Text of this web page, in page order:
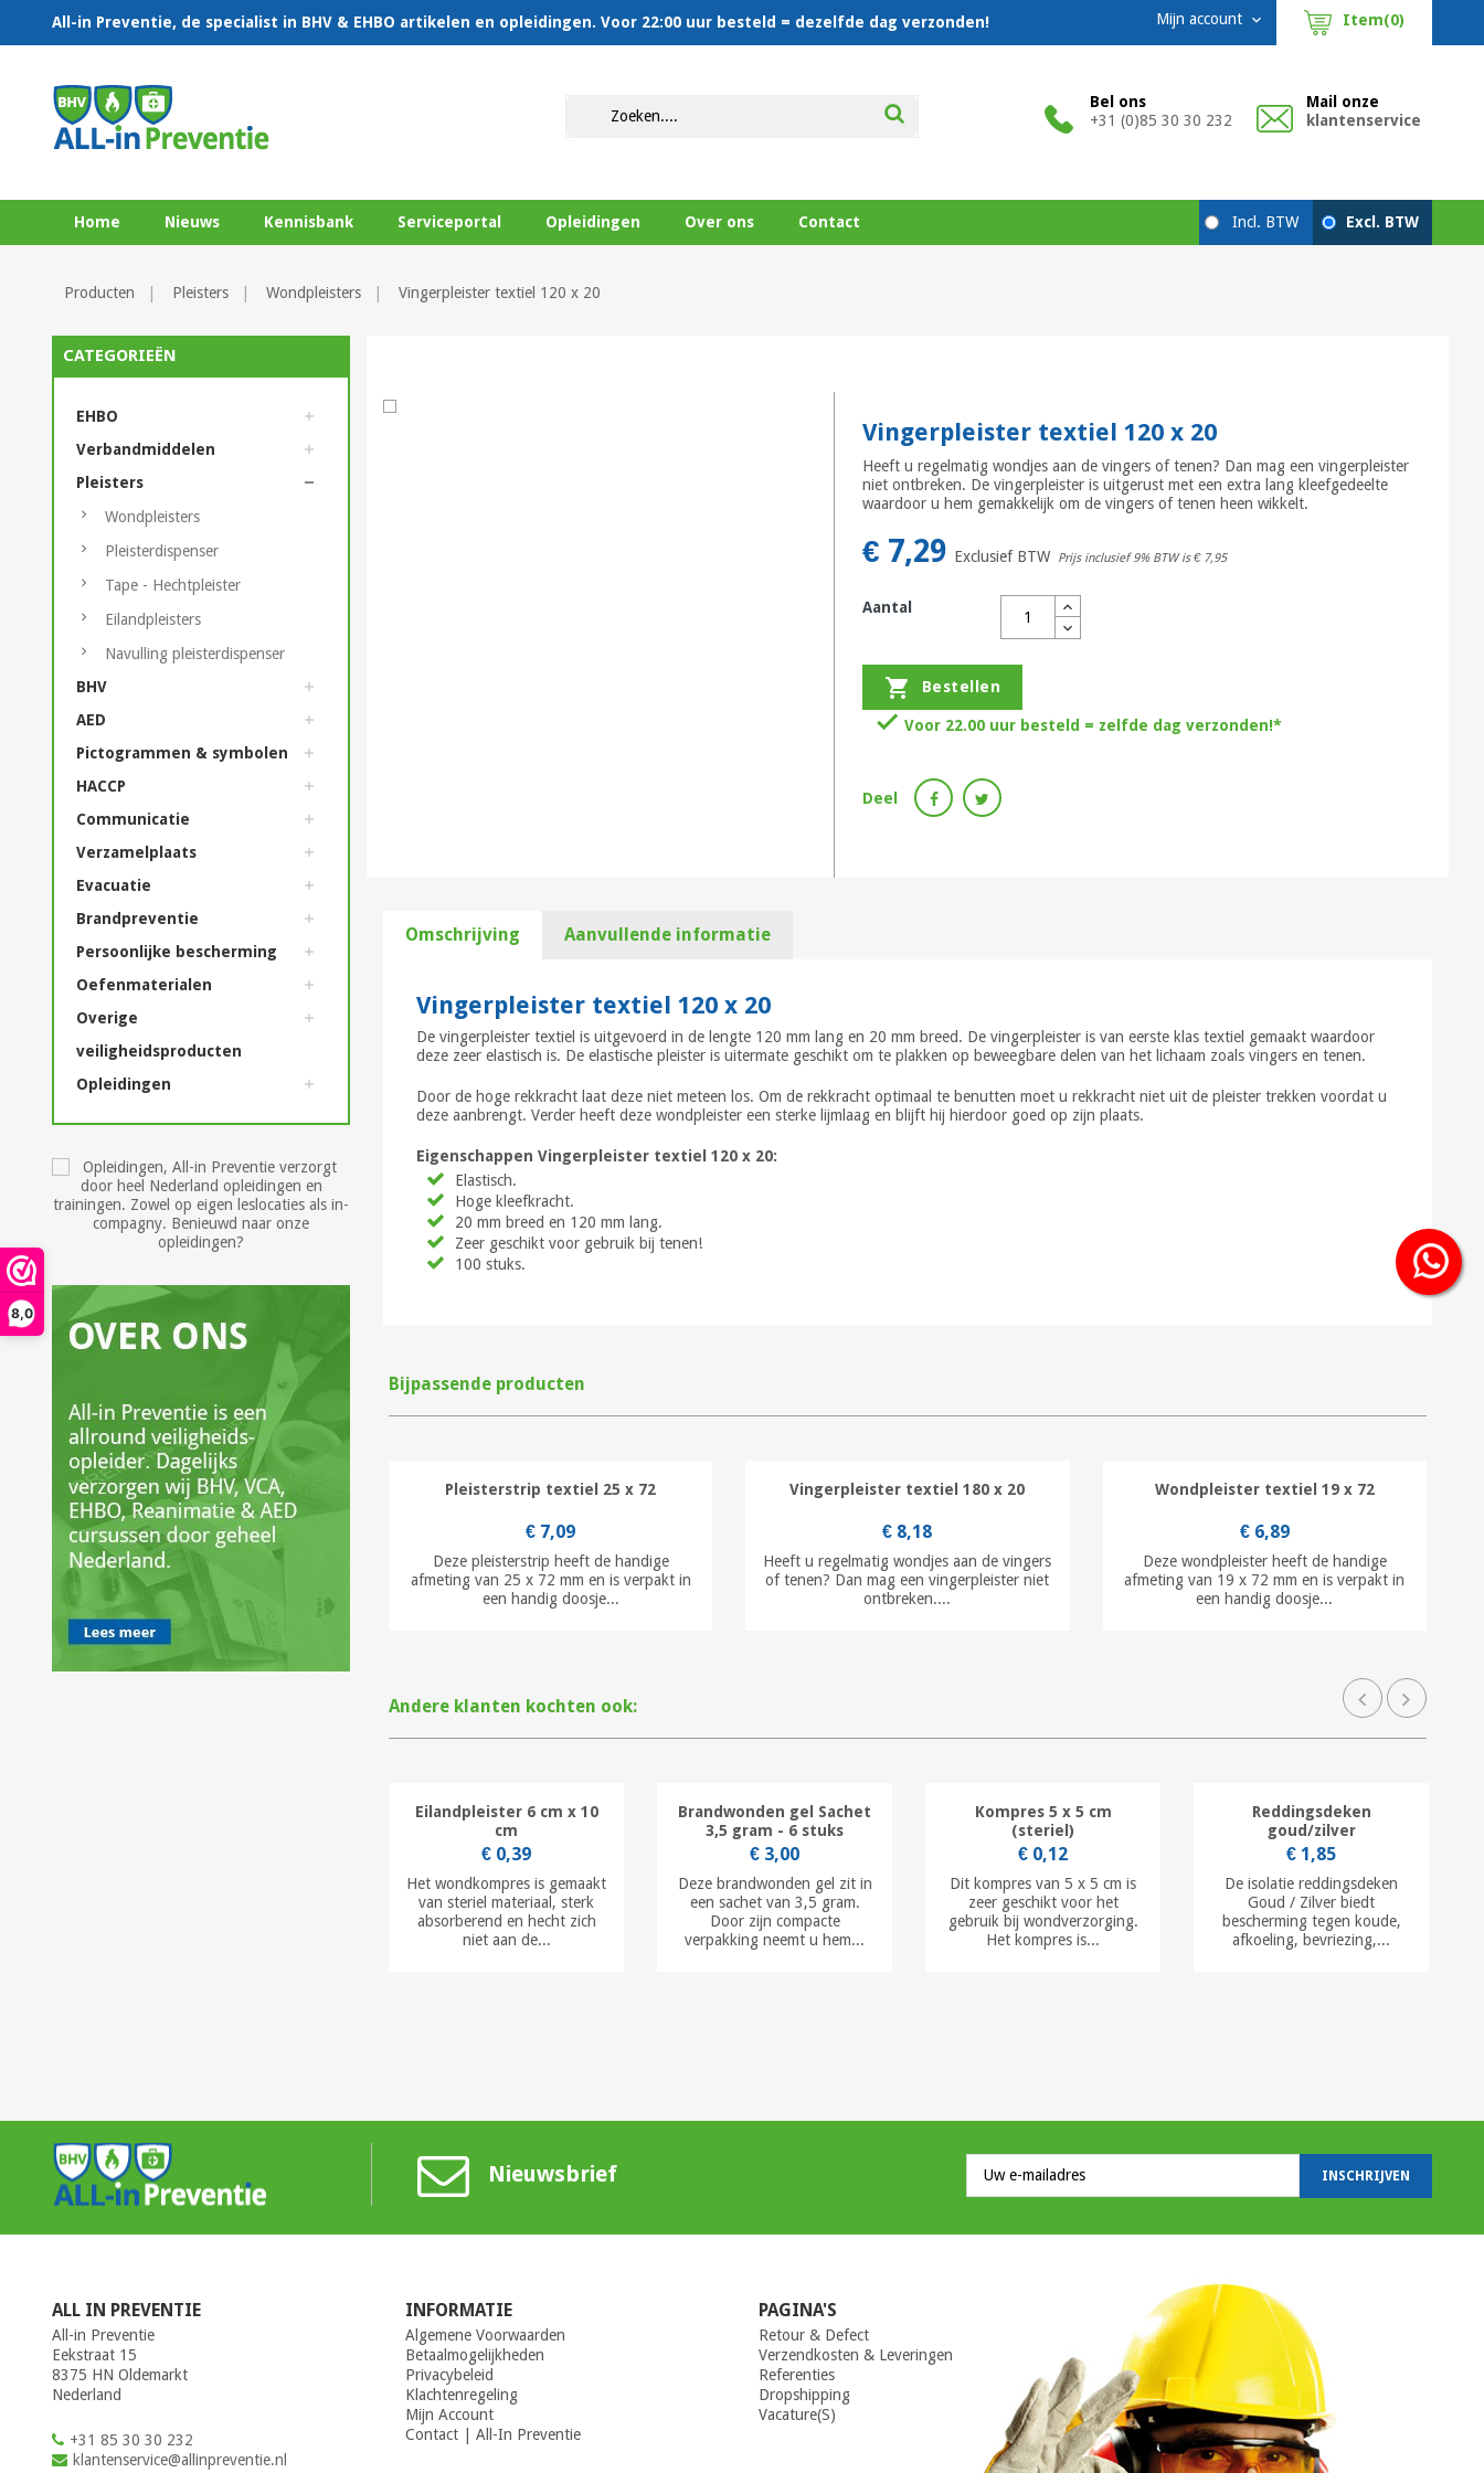
8,0
All-in Preventie, de specialist in BHV & EHBO artikelen en opleidingen. Voor 22:00 uur besteld = dezelfde dag verzonden! Item(0)
Mijn account 
Bel ons
+31 (0)85 30 30 232
Mail onze
klantenservice
Home Nieuws Kennisbank Serviceportal Opleidingen Over ons Contact
Producten Pleisters Wondpleisters Vingerpleister textiel 120 x 20
CATEGORIEËN
EHBO
Verbandmiddelen
Pleisters
Wondpleisters
Pleisterdispenser
Tape - Hechtpleister
Eilandpleisters
Navulling pleisterdispenser
BHV
AED
Pictogrammen & symbolen
HACCP
Communicatie
Verzamelplaats
Evacuatie
Brandpreventie
Persoonlijke bescherming
Oefenmaterialen
Overige
veiligheidsproducten
Opleidingen
Vingerpleister textiel 120 x 20
Heeft u regelmatig wondjes aan de vingers of tenen? Dan mag een vingerpleister
niet ontbreken. De vingerpleister is uitgerust met een extra lang kleefgedeelte
waardoor u hem gemakkelijk om de vingers of tenen heen wikkelt.
€ 7,29 Exclusief BTW Prijs inclusief 9% BTW is€ 7,95
Aantal
 Bestellen
 Voor 22.00 uur besteld = zelfde dag verzonden!*
Deel
Omschrijving Aanvullende informatie
Vingerpleister textiel 120 x 20
De vingerpleister textiel is uitgevoerd in de lengte 120 mm lang en 20 mm breed. De vingerpleister is van eerste klas textiel gemaakt waardoor
deze zeer elastisch is. De elastische pleister is uitermate geschikt om te plakken op beweegbare delen van het lichaam zoals vingers en tenen.
Door de hoge rekkracht laat deze niet meteen los. Om de rekkracht optimaal te benutten moet u rekkracht niet uit de pleister trekken voordat u
deze aanbrengt. Verder heeft deze wondpleister een sterke lijmlaag en blijft hij hierdoor goed op zijn plaats.
Eigenschappen Vingerpleister textiel 120 x 20:
Elastisch.
Hoge kleefkracht.
20 mm breed en 120 mm lang.
Zeer geschikt voor gebruik bij tenen!
100 stuks.
Bijpassende producten
Pleisterstrip textiel 25 x 72
€ 7,09
Deze pleisterstrip heeft de handige
afmeting van 25 x 72 mm en is verpakt in
een handig doosje...
Vingerpleister textiel 180 x 20
€ 8,18
Heeft u regelmatig wondjes aan de vingers
of tenen? Dan mag een vingerpleister niet
ontbreken....
Wondpleister textiel 19 x 72
€ 6,89
Deze wondpleister heeft de handige
afmeting van 19 x 72 mm en is verpakt in
een handig doosje...
Andere klanten kochten ook:
Eilandpleister 6 cm x 10
cm
€ 0,39
Het wondkompres is gemaakt
van steriel materiaal, sterk
absorberend en hecht zich
niet aan de...
Brandwonden gel Sachet
3,5 gram - 6 stuks
€ 3,00
Deze brandwonden gel zit in
een sachet van 3,5 gram.
Door zijn compacte
verpakking neemt u hem...
Kompres 5 x 5 cm
(steriel)
€ 0,12
Dit kompres van 5 x 5 cm is
zeer geschikt voor het
gebruik bij wondverzorging.
Het kompres is...
Reddingsdeken
goud/zilver
€ 1,85
De isolatie reddingsdeken
Goud / Zilver biedt
bescherming tegen koude,
afkoeling, bevriezing,...
Nieuwsbrief
ALL IN PREVENTIE
All-in Preventie
Eekstraat 15
8375 HN Oldemarkt
Nederland
+31 85 30 30 232
klantenservice@allinpreventie.nl
INFORMATIE
Algemene Voorwaarden
Betaalmogelijkheden
Privacybeleid
Klachtenregeling
Mijn Account
Contact | All-In Preventie
PAGINA'S
Retour & Defect
Verzendkosten & Leveringen
Referenties
Dropshipping
Vacature(s)